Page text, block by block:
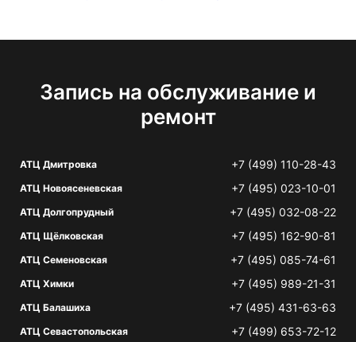
Запись на обслуживание и
ремонт
АТЦ Дмитровка +7 (499) 110-28-43
АТЦ Новоясеневская +7 (495) 023-10-01
АТЦ Долгопрудный +7 (495) 032-08-22
АТЦ Щёлковская +7 (495) 162-90-81
АТЦ Семеновская +7 (495) 085-74-61
АТЦ Химки +7 (495) 989-21-31
АТЦ Балашиха +7 (495) 431-63-63
АТЦ Севастопольская +7 (499) 653-72-12